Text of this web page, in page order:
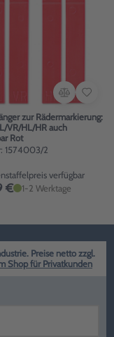
zur Rädermarkierung:
VR/HL/HR auch
Rot
1574003/2
verfügbar
€ 1-2 Werktage
Preise netto zzgl.
Shop für Privatkunden